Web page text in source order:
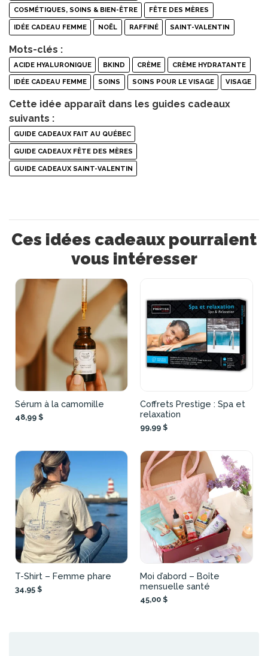
COSMÉTIQUES, SOINS & BIEN-ÊTRE FÊTE DES MÈRES
IDÉE CADEAU FEMME NOËL RAFFINÉ SAINT-VALENTIN
Mots-clés :
ACIDE HYALURONIQUE BKIND CRÈME CRÈME HYDRATANTE
IDÉE CADEAU FEMME SOINS SOINS POUR LE VISAGE VISAGE
Cette idée apparaît dans les guides cadeaux
suivants :
GUIDE CADEAUX FAIT AU QUÉBEC
GUIDE CADEAUX FÊTE DES MÈRES
GUIDE CADEAUX SAINT-VALENTIN
Ces idées cadeaux pourraient
vous intéresser
Sérum à la camomille
48,99 $
Coffrets Prestige : Spa et
relaxation
99,99 $
T-Shirt – Femme phare
34,95 $
Moi d’abord – Boîte
mensuelle santé
45,00 $